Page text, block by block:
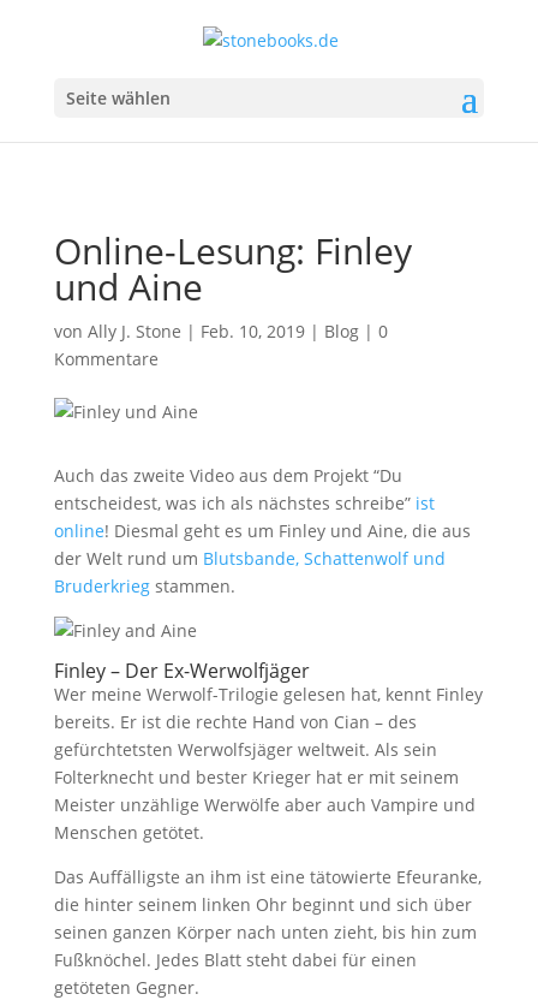
Seite wählen
Online-Lesung: Finley
und Aine
von Ally J. Stone | Feb. 10, 2019| Blog| 0
Kommentare
Auch das zweite Video aus dem Projekt “Du
entscheidest, was ich als nächstes schreibe” ist
online! Diesmal geht es um Finley und Aine, die aus
der Welt rund um Blutsbande, Schattenwolf und
Bruderkriegstammen.
Finley – Der Ex-Werwolfjäger
Wer meine Werwolf-Trilogie gelesen hat, kennt Finley
bereits. Er ist die rechte Hand von Cian – des
gefürchtetsten Werwolfsjäger weltweit. Als sein
Folterknecht und bester Krieger hat er mit seinem
Meister unzählige Werwölfe aber auch Vampire und
Menschen getötet.
Das Auffälligste an ihm ist eine tätowierte Efeuranke,
die hinter seinem linken Ohr beginnt und sich über
seinen ganzen Körper nach unten zieht, bis hin zum
Fußknöchel. Jedes Blatt steht dabei für einen
getöteten Gegner.